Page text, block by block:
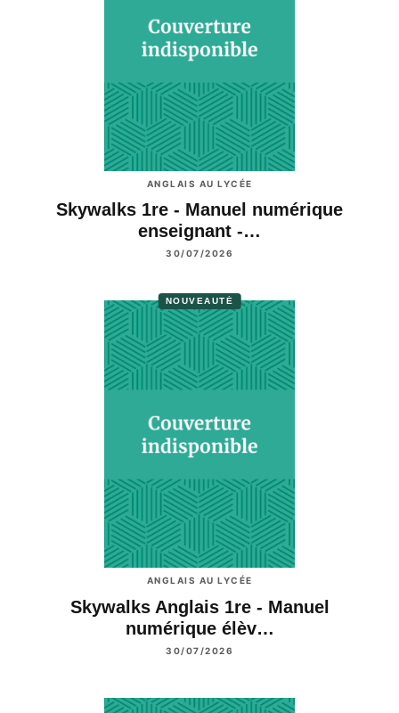
ANGLAIS AU LYCÉE
Skywalks 1re - Manuel numérique
enseignant -…
30/07/2026
NOUVEAUTÉ
ANGLAIS AU LYCÉE
Skywalks Anglais 1re - Manuel
numérique élèv…
30/07/2026